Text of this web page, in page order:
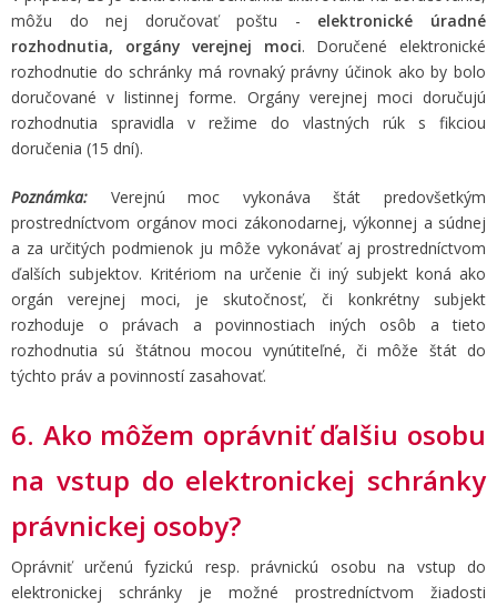
môžu do nej doručovať poštu - elektronické úradné
rozhodnutia, orgány verejnej moci. Doručené elektronické
rozhodnutie do schránky má rovnaký právny účinok ako by bolo
doručované v listinnej forme. Orgány verejnej moci doručujú
rozhodnutia spravidla v režime do vlastných rúk s fikciou
doručenia (15 dní).
Poznámka: Verejnú moc vykonáva štát predovšetkým
prostredníctvom orgánov moci zákonodarnej, výkonnej a súdnej
a za určitých podmienok ju môže vykonávať aj prostredníctvom
ďalších subjektov. Kritériom na určenie či iný subjekt koná ako
orgán verejnej moci, je skutočnosť, či konkrétny subjekt
rozhoduje o právach a povinnostiach iných osôb a tieto
rozhodnutia sú štátnou mocou vynútiteľné, či môže štát do
týchto práv a povinností zasahovať.
6. Ako môžem oprávniť ďalšiu osobu
na vstup do elektronickej schránky
právnickej osoby?
Oprávniť určenú fyzickú resp. právnickú osobu na vstup do
elektronickej schránky je možné prostredníctvom žiadosti